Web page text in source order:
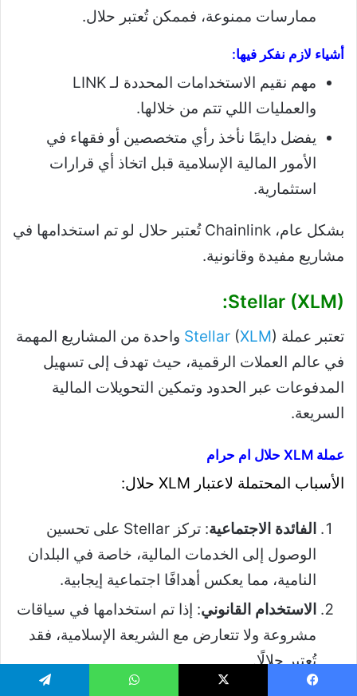
ممارسات ممنوعة، فممكن تُعتبر حلال.
أشياء لازم نفكر فيها:
مهم نقيم الاستخدامات المحددة لـ LINK
والعمليات اللي تتم من خلالها.
يفضل دايمًا نأخذ رأي متخصصين أو فقهاء في
الأمور المالية الإسلامية قبل اتخاذ أي قرارات
استثمارية.
بشكل عام، Chainlink تُعتبر حلال لو تم استخدامها في
مشاريع مفيدة وقانونية.
Stellar (XLM):
تعتبر عملة Stellar (XLM
) واحدة من المشاريع المهمة
في عالم العملات الرقمية، حيث تهدف إلى تسهيل
المدفوعات عبر الحدود وتمكين التحويلات المالية
السريعة.
عملة XLM حلال ام حرام
الأسباب المحتملة لاعتبار XLM حلال:
الفائدة الاجتماعية
: تركز Stellar على تحسين
الوصول إلى الخدمات المالية، خاصة في البلدان
النامية، مما يعكس أهدافًا اجتماعية إيجابية.
الاستخدام القانوني: إذا تم استخدامها في سياقات
مشروعة ولا تتعارض مع الشريعة الإسلامية، فقد
تُعتبر حلالًا.